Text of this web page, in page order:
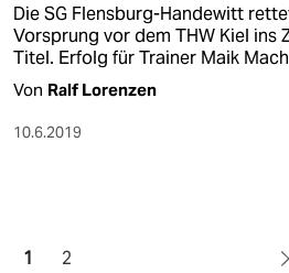
Die SG Flensburg-Handewitt
Vorsprung vor dem THW Kiel ins
Titel. Erfolg für Trainer Maik
Von Ralf Lorenzen
10.6.2019
1 2